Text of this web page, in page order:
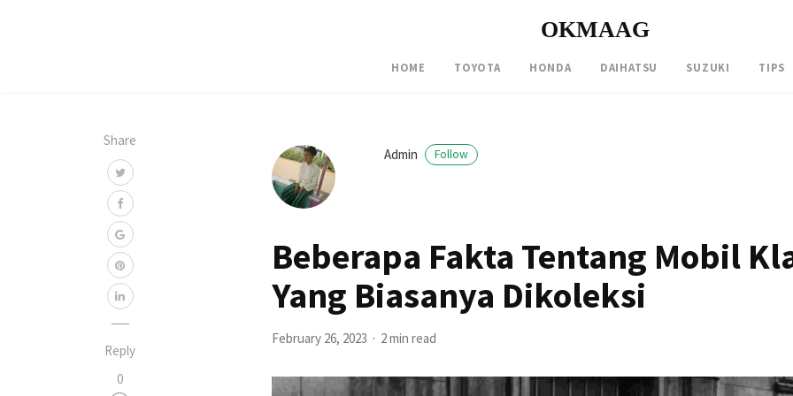
OKMAAG
HOME TOYOTA HONDA DAIHATSU SUZUKI TIPS
Share
Reply
0
Admin Follow
Beberapa Fakta Tentang Mobil
Yang Biasanya Dikoleksi
February 26, 2023 2 min read